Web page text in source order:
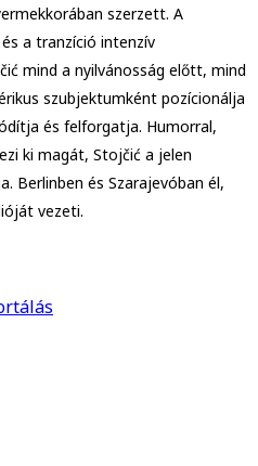
szerzett. A
a tranzíció intenzív
mind a nyilvánosság előtt, mind
szubjektumként pozícionálja
és felforgatja. Humorral,
ki magát, Stojčić a jelen
Berlinben és Szarajevóban él,
vezeti.